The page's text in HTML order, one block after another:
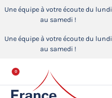
Une équipe à votre écoute du lundi
au samedi !
Une équipe à votre écoute du lundi
au samedi !
0